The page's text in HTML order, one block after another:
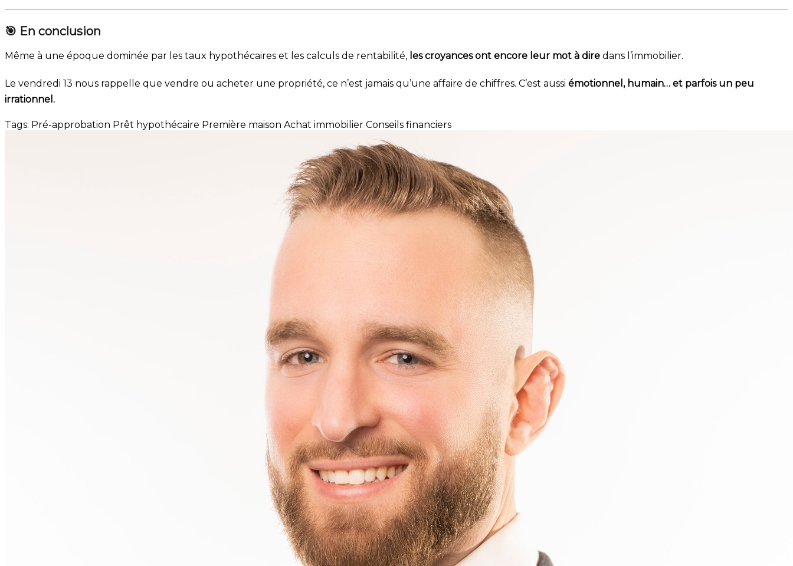
🎯 En conclusion
Même à une époque dominée par les taux hypothécaires et les calculs de rentabilité, les croyances ont encore leur mot à dire dans l’immobilier.
Le vendredi 13 nous rappelle que vendre ou acheter une propriété, ce n’est jamais qu’une affaire de chiffres. C’est aussi émotionnel, humain… et parfois un peu
irrationnel.
Tags: Pré-approbation Prêt hypothécaire Première maison Achat immobilier Conseils financiers